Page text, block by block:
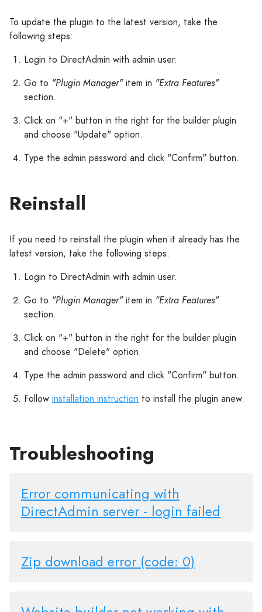
To update the plugin to the latest version, take the
following steps:
Login to DirectAdmin with admin user.
Go to "Plugin Manager"item in "Extra Features"
section.
Click on "+" button in the right for the builder plugin
and choose "Update" option.
Type the admin password and click "Confirm" button.
Reinstall
If you need to reinstall the plugin when it already has the
latest version, take the following steps:
Login to DirectAdmin with admin user.
Go to "Plugin Manager"item in "Extra Features"
section.
Click on "+" button in the right for the builder plugin
and choose "Delete" option.
Type the admin password and click "Confirm" button.
Follow installation instruction to install the plugin anew.
Troubleshooting
Error communicating with
DirectAdmin server - login failed
Zip download error (code: 0)